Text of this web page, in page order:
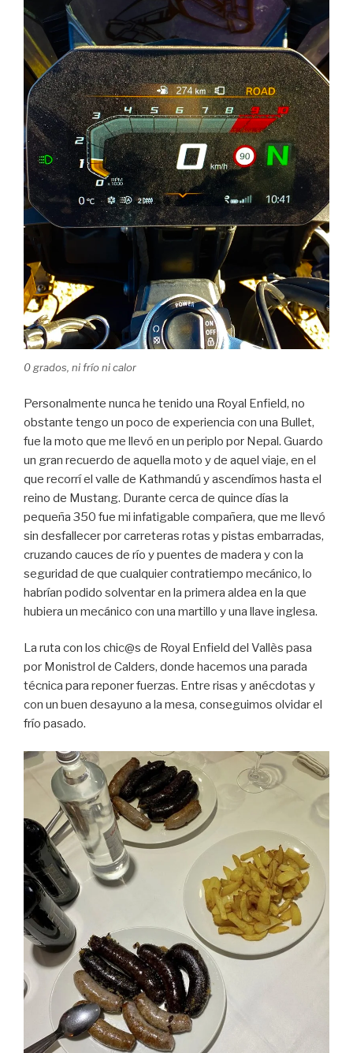
0 grados, ni frío ni calor
Personalmente nunca he tenido una Royal Enfield, no
obstante tengo un poco de experiencia con una Bullet,
fue la moto que me llevó en un periplo por Nepal. Guardo
un gran recuerdo de aquella moto y de aquel viaje, en el
que recorrí el valle de Kathmandú y ascendímos hasta el
reino de Mustang. Durante cerca de quince días la
pequeña 350 fue mi infatigable compañera, que me llevó
sin desfallecer por carreteras rotas y pistas embarradas,
cruzando cauces de río y puentes de madera y con la
seguridad de que cualquier contratiempo mecánico, lo
habrían podido solventar en la primera aldea en la que
hubiera un mecánico con una martillo y una llave inglesa.
La ruta con los chic@s de Royal Enfield del Vallès pasa
por Monistrol de Calders, donde hacemos una parada
técnica para reponer fuerzas. Entre risas y anécdotas y
con un buen desayuno a la mesa, conseguimos olvidar el
frío pasado.